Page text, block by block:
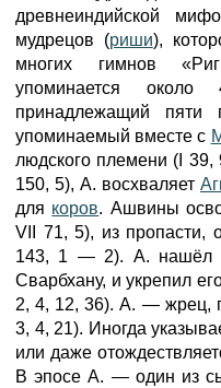
древнеиндийской
мудрецов (риши),
многих гимнов
упоминается
принадлежащий
упоминаемый вместе с
людского племени (I 39,
150, 5), А. восхваляет
для коров. Ашвины
VII 71, 5), из пропасти,
143, 1 — 2). А. нашёл
Сварбхану, и укрепил
2, 4, 12, 36). А. — жрец,
3, 4, 21). Иногда
или даже
В эпосе А. — один из